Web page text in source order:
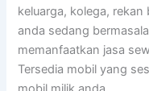
keluarga, kolega,
anda sedang
memanfaatkan jasa
Tersedia mobil yang